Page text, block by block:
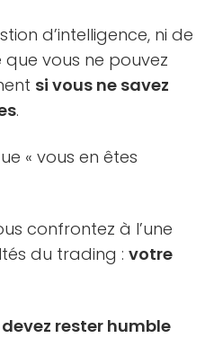
d’intelligence, ni de
que vous ne pouvez
si vous ne savez
.
« vous en êtes
confrontez à l’une
du trading : votre
rester humble